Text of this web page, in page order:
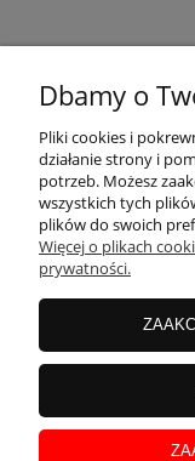
Dbamy o
Pliki cookies i
działanie strony i
potrzeb. Możesz
wszystkich tych
plików do swoich
Więcej o plikach
prywatności.